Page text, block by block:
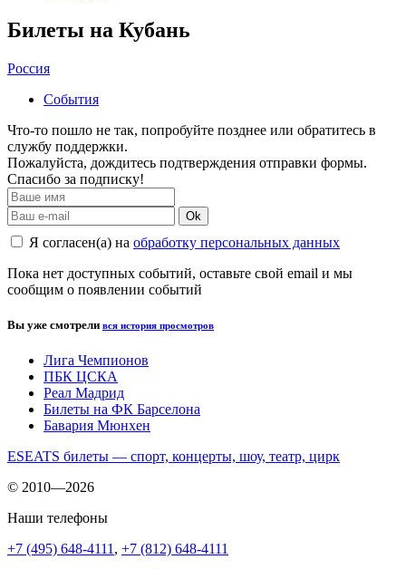
Билеты на Кубань
Россия
События
Что-то пошло не так, попробуйте позднее или обратитесь в
службу поддержки.
Пожалуйста, дождитесь подтверждения отправки формы.
Спасибо за подписку!
Ok
Я согласен(а) на обработку персональных данных
Пока нет доступных событий, оставьте свой email и мы
сообщим о появлении событий
Вы уже смотрели вся история просмотров
Лига Чемпионов
ПБК ЦСКА
Реал Мадрид
Билеты на ФК Барселона
Бавария Мюнхен
ESEATS билеты — спорт, концерты, шоу, театр, цирк
© 2010—2026
Наши телефоны
+7 (495) 648-4111 , +7 (812) 648-4111